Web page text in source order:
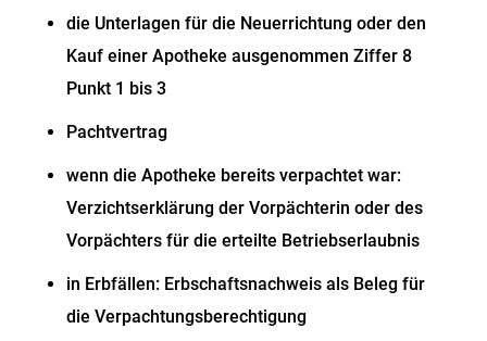
die Unterlagen für die Neuerrichtung oder den
Kauf einer Apotheke ausgenommen Ziffer 8
Punkt 1 bis 3
Pachtvertrag
wenn die Apotheke bereits verpachtet war:
Verzichtserklärung der Vorpächterin oder des
Vorpächters für die erteilte Betriebserlaubnis
in Erbfällen: Erbschaftsnachweis als Beleg für
die Verpachtungsberechtigung